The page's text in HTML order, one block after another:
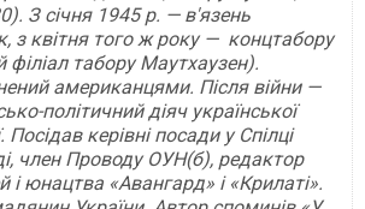
З січня 1945 р. — в'язень
з квітня того ж року — концтабору
філіал табору Маутхаузен).
американцями. Після війни —
політичний діяч української
Посідав керівні посади у Спілці
член Проводу ОУН(б), редактор
і юнацтва «Авангард» і «Крилаті».